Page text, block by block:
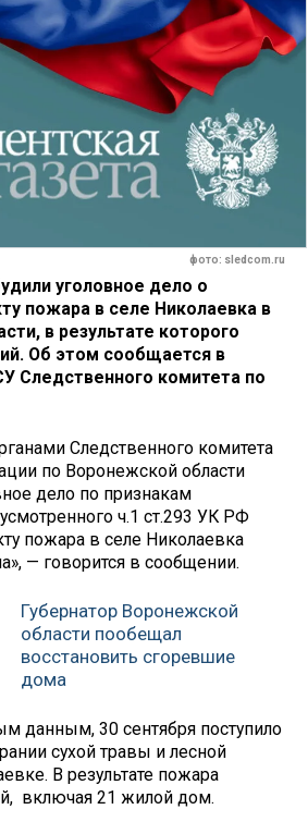
фото: sledcom.ru
уголовное дело о
пожара в селе Николаевка в
в результате которого
Об этом сообщается в
Следственного комитета по
Следственного комитета
по Воронежской области
дело по признакам
ч.1 ст.293 УК РФ
пожара в селе Николаевка
— говорится в сообщении.
Губернатор Воронежской
области пообещал
восстановить сгоревшие
дома
данным, 30 сентября поступило
сухой травы и лесной
В результате пожара
включая 21 жилой дом.